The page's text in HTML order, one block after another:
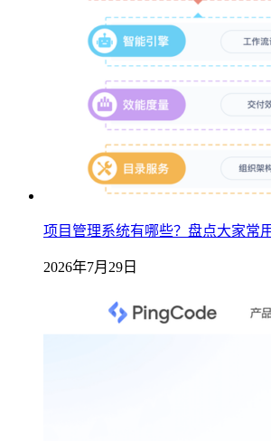
项目管理系统有哪些？盘点大家常
2026年7月29日